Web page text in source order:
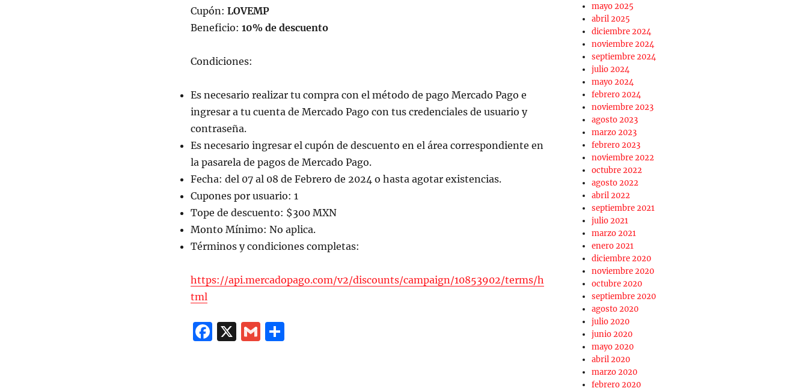
Cupón: LOVEMP
Beneficio: 10% de descuento
Condiciones:
Es necesario realizar tu compra con el método de pago Mercado Pago e
ingresar a tu cuenta de Mercado Pago con tus credenciales de usuario y
contraseña.
Es necesario ingresar el cupón de descuento en el área correspondiente en
la pasarela de pagos de Mercado Pago.
Fecha: del 07 al 08 de Febrero de 2024 o hasta agotar existencias.
Cupones por usuario: 1
Tope de descuento: $300 MXN
Monto Mínimo: No aplica.
Términos y condiciones completas:
https://api.mercadopago.com/v2/discounts/campaign/10853902/terms/h
tml
F X G C
mayo 2025
abril 2025
diciembre 2024
noviembre 2024
septiembre 2024
julio 2024
mayo 2024
febrero 2024
noviembre 2023
agosto 2023
marzo 2023
febrero 2023
noviembre 2022
octubre 2022
agosto 2022
abril 2022
septiembre 2021
julio 2021
marzo 2021
enero 2021
diciembre 2020
noviembre 2020
octubre 2020
septiembre 2020
agosto 2020
julio 2020
junio 2020
mayo 2020
abril 2020
marzo 2020
febrero 2020